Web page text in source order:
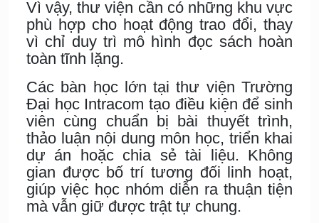
Vì vậy, thư viện cần có những khu vực
phù hợp cho hoạt động trao đổi, thay
vì chỉ duy trì mô hình đọc sách hoàn
toàn tĩnh lặng.
Các bàn học lớn tại thư viện Trường
Đại học Intracom tạo điều kiện để sinh
viên cùng chuẩn bị bài thuyết trình,
thảo luận nội dung môn học, triển khai
dự án hoặc chia sẻ tài liệu. Không
gian được bố trí tương đối linh hoạt,
giúp việc học nhóm diễn ra thuận tiện
mà vẫn giữ được trật tự chung.